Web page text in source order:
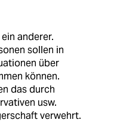
anderer.
sollen in
über
können.
das durch
usw.
verwehrt.